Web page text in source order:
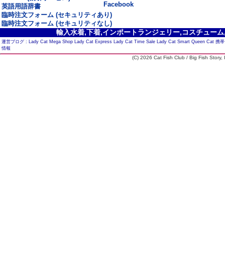
英語用語辞書
Facebook
臨時注文フォーム (セキュリティあり)
臨時注文フォーム (セキュリティなし)
輸入水着,下着,インポートランジェリー,コスチュー
運営ブログ : Lady Cat Mega Shop Lady Cat Express Lady Cat Time Sale Lady Cat Smart Queen Cat 携
情報
(C) 2026 Cat Fish Club / Big Fish Story,